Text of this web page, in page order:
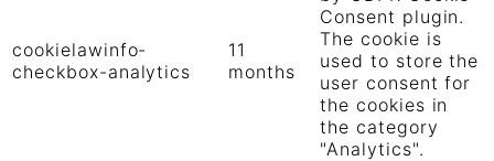
cookielawinfo-
checkbox-analytics
11
months
Consent plugin.
The cookie is
used to store the
user consent for
the cookies in
the category
"Analytics".